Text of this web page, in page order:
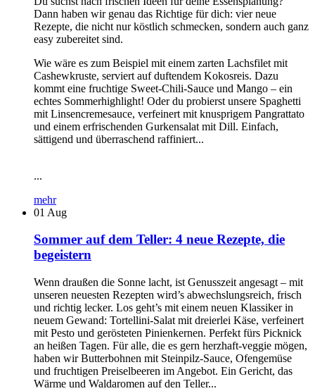
Dann haben wir genau das Richtige für dich: vier neue
Rezepte, die nicht nur köstlich schmecken, sondern auch ganz
easy zubereitet sind.
Wie wäre es zum Beispiel mit einem zarten Lachsfilet mit
Cashewkruste, serviert auf duftendem Kokosreis. Dazu
kommt eine fruchtige Sweet-Chili-Sauce und Mango – ein
echtes Sommerhighlight! Oder du probierst unsere Spaghetti
mit Linsencremesauce, verfeinert mit knusprigem Pangrattato
und einem erfrischenden Gurkensalat mit Dill. Einfach,
sättigend und überraschend raffiniert...
...
mehr
01 Aug
Sommer auf dem Teller: 4 neue Rezepte, die
begeistern
Wenn draußen die Sonne lacht, ist Genusszeit angesagt – mit
unseren neuesten Rezepten wird’s abwechslungsreich, frisch
und richtig lecker. Los geht’s mit einem neuen Klassiker in
neuem Gewand: Tortellini-Salat mit dreierlei Käse, verfeinert
mit Pesto und gerösteten Pinienkernen. Perfekt fürs Picknick
an heißen Tagen. Für alle, die es gern herzhaft-veggie mögen,
haben wir Butterbohnen mit Steinpilz-Sauce, Ofengemüse
und fruchtigen Preiselbeeren im Angebot. Ein Gericht, das
Wärme und Waldaromen auf den Teller...